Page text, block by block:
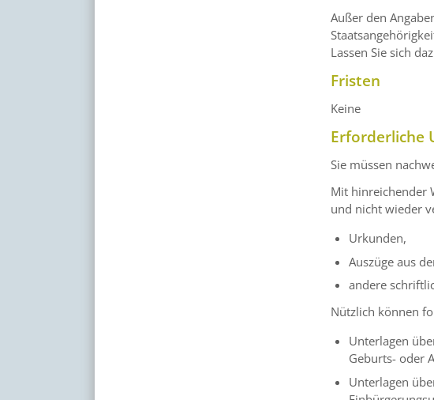
Außer den
Lassen Sie sich
Fristen
Keine
Erforderliche
Sie müssen
Mit hinreichender
und nicht wieder
Urkunden,
Auszüge aus
andere
Nützlich können
Unterlagen
Geburts- oder
Unterlagen